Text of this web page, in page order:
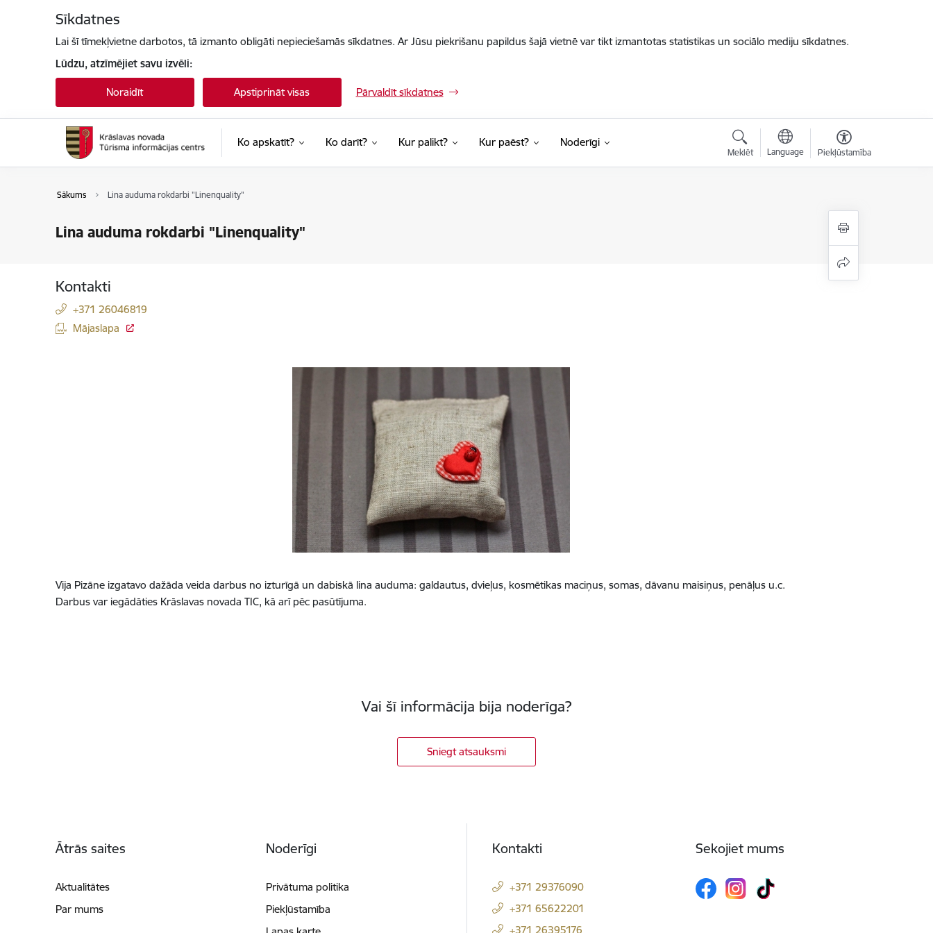
Sīkdatnes
Lai šī tīmekļvietne darbotos, tā izmanto obligāti nepieciešamās sīkdatnes. Ar Jūsu piekrišanu papildus šajā vietnē var tikt izmantotas statistikas un sociālo mediju sīkdatnes.
Lūdzu, atzīmējiet savu izvēli:
Noraidīt Apstiprināt visas Pārvaldīt sīkdatnes
Ko apskatīt? Ko darīt? Kur palikt? Kur paēst? Noderīgi
Meklēt Language Piekļūstamība
Sākums Lina auduma rokdarbi "Linenquality"
Lina auduma rokdarbi "Linenquality"
Kontakti
+371 26046819
Mājaslapa
Vija Pizāne izgatavo dažāda veida darbus no izturīgā un dabiskā lina auduma: galdautus, dvieļus, kosmētikas maciņus, somas, dāvanu maisiņus, penāļus u.c.
Darbus var iegādāties Krāslavas novada TIC, kā arī pēc pasūtījuma.
Vai šī informācija bija noderīga?
Sniegt atsauksmi
Ātrās saites
Aktualitātes
Par mums
Noderīgi
Privātuma politika
Piekļūstamība
Kontakti
+371 29376090
+371 65622201
+371 26395176
Sekojiet mums